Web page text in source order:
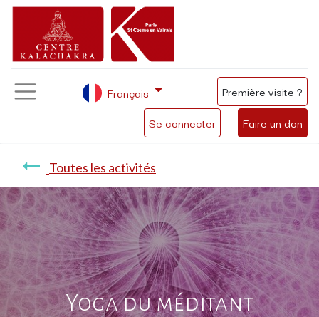
Se connecter Faire un don
Français Première visite ?
Toutes les activités
Yoga du méditant